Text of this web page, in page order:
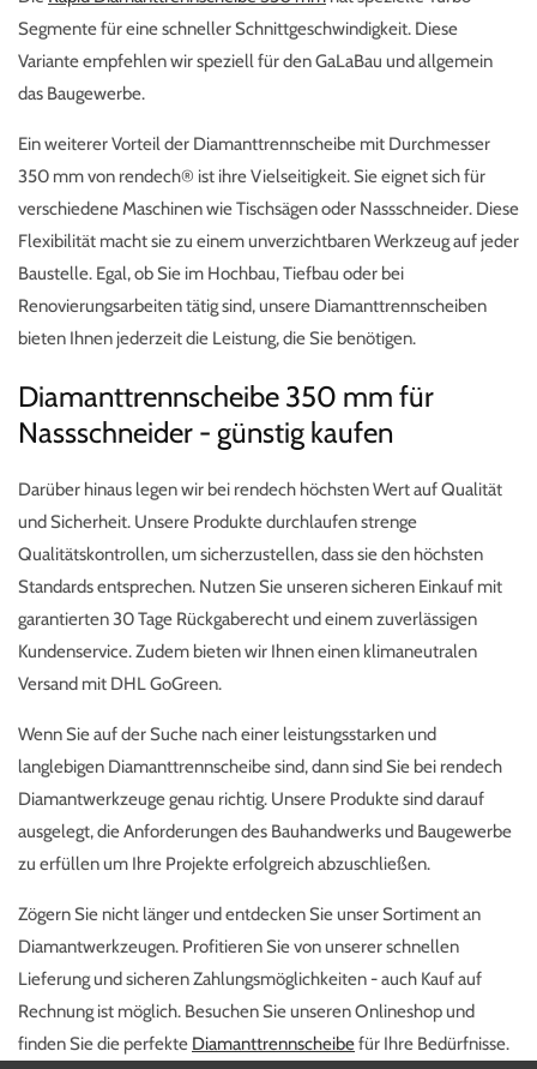
Segmente für eine schneller Schnittgeschwindigkeit. Diese
Variante empfehlen wir speziell für den GaLaBau und allgemein
das Baugewerbe.
Ein weiterer Vorteil der Diamanttrennscheibe mit Durchmesser
350 mm von rendech® ist ihre Vielseitigkeit. Sie eignet sich für
verschiedene Maschinen wie Tischsägen oder Nassschneider. Diese
Flexibilität macht sie zu einem unverzichtbaren Werkzeug auf jeder
Baustelle. Egal, ob Sie im Hochbau, Tiefbau oder bei
Renovierungsarbeiten tätig sind, unsere Diamanttrennscheiben
bieten Ihnen jederzeit die Leistung, die Sie benötigen.
Diamanttrennscheibe 350 mm für
Nassschneider - günstig kaufen
Darüber hinaus legen wir bei rendech höchsten Wert auf Qualität
und Sicherheit. Unsere Produkte durchlaufen strenge
Qualitätskontrollen, um sicherzustellen, dass sie den höchsten
Standards entsprechen. Nutzen Sie unseren sicheren Einkauf mit
garantierten 30 Tage Rückgaberecht und einem zuverlässigen
Kundenservice. Zudem bieten wir Ihnen einen klimaneutralen
Versand mit DHL GoGreen.
Wenn Sie auf der Suche nach einer leistungsstarken und
langlebigen Diamanttrennscheibe sind, dann sind Sie bei rendech
Diamantwerkzeuge genau richtig. Unsere Produkte sind darauf
ausgelegt, die Anforderungen des Bauhandwerks und Baugewerbe
zu erfüllen um Ihre Projekte erfolgreich abzuschließen.
Zögern Sie nicht länger und entdecken Sie unser Sortiment an
Diamantwerkzeugen. Profitieren Sie von unserer schnellen
Lieferung und sicheren Zahlungsmöglichkeiten - auch Kauf auf
Rechnung ist möglich. Besuchen Sie unseren Onlineshop und
finden Sie die perfekte Diamanttrennscheibefür Ihre Bedürfnisse.